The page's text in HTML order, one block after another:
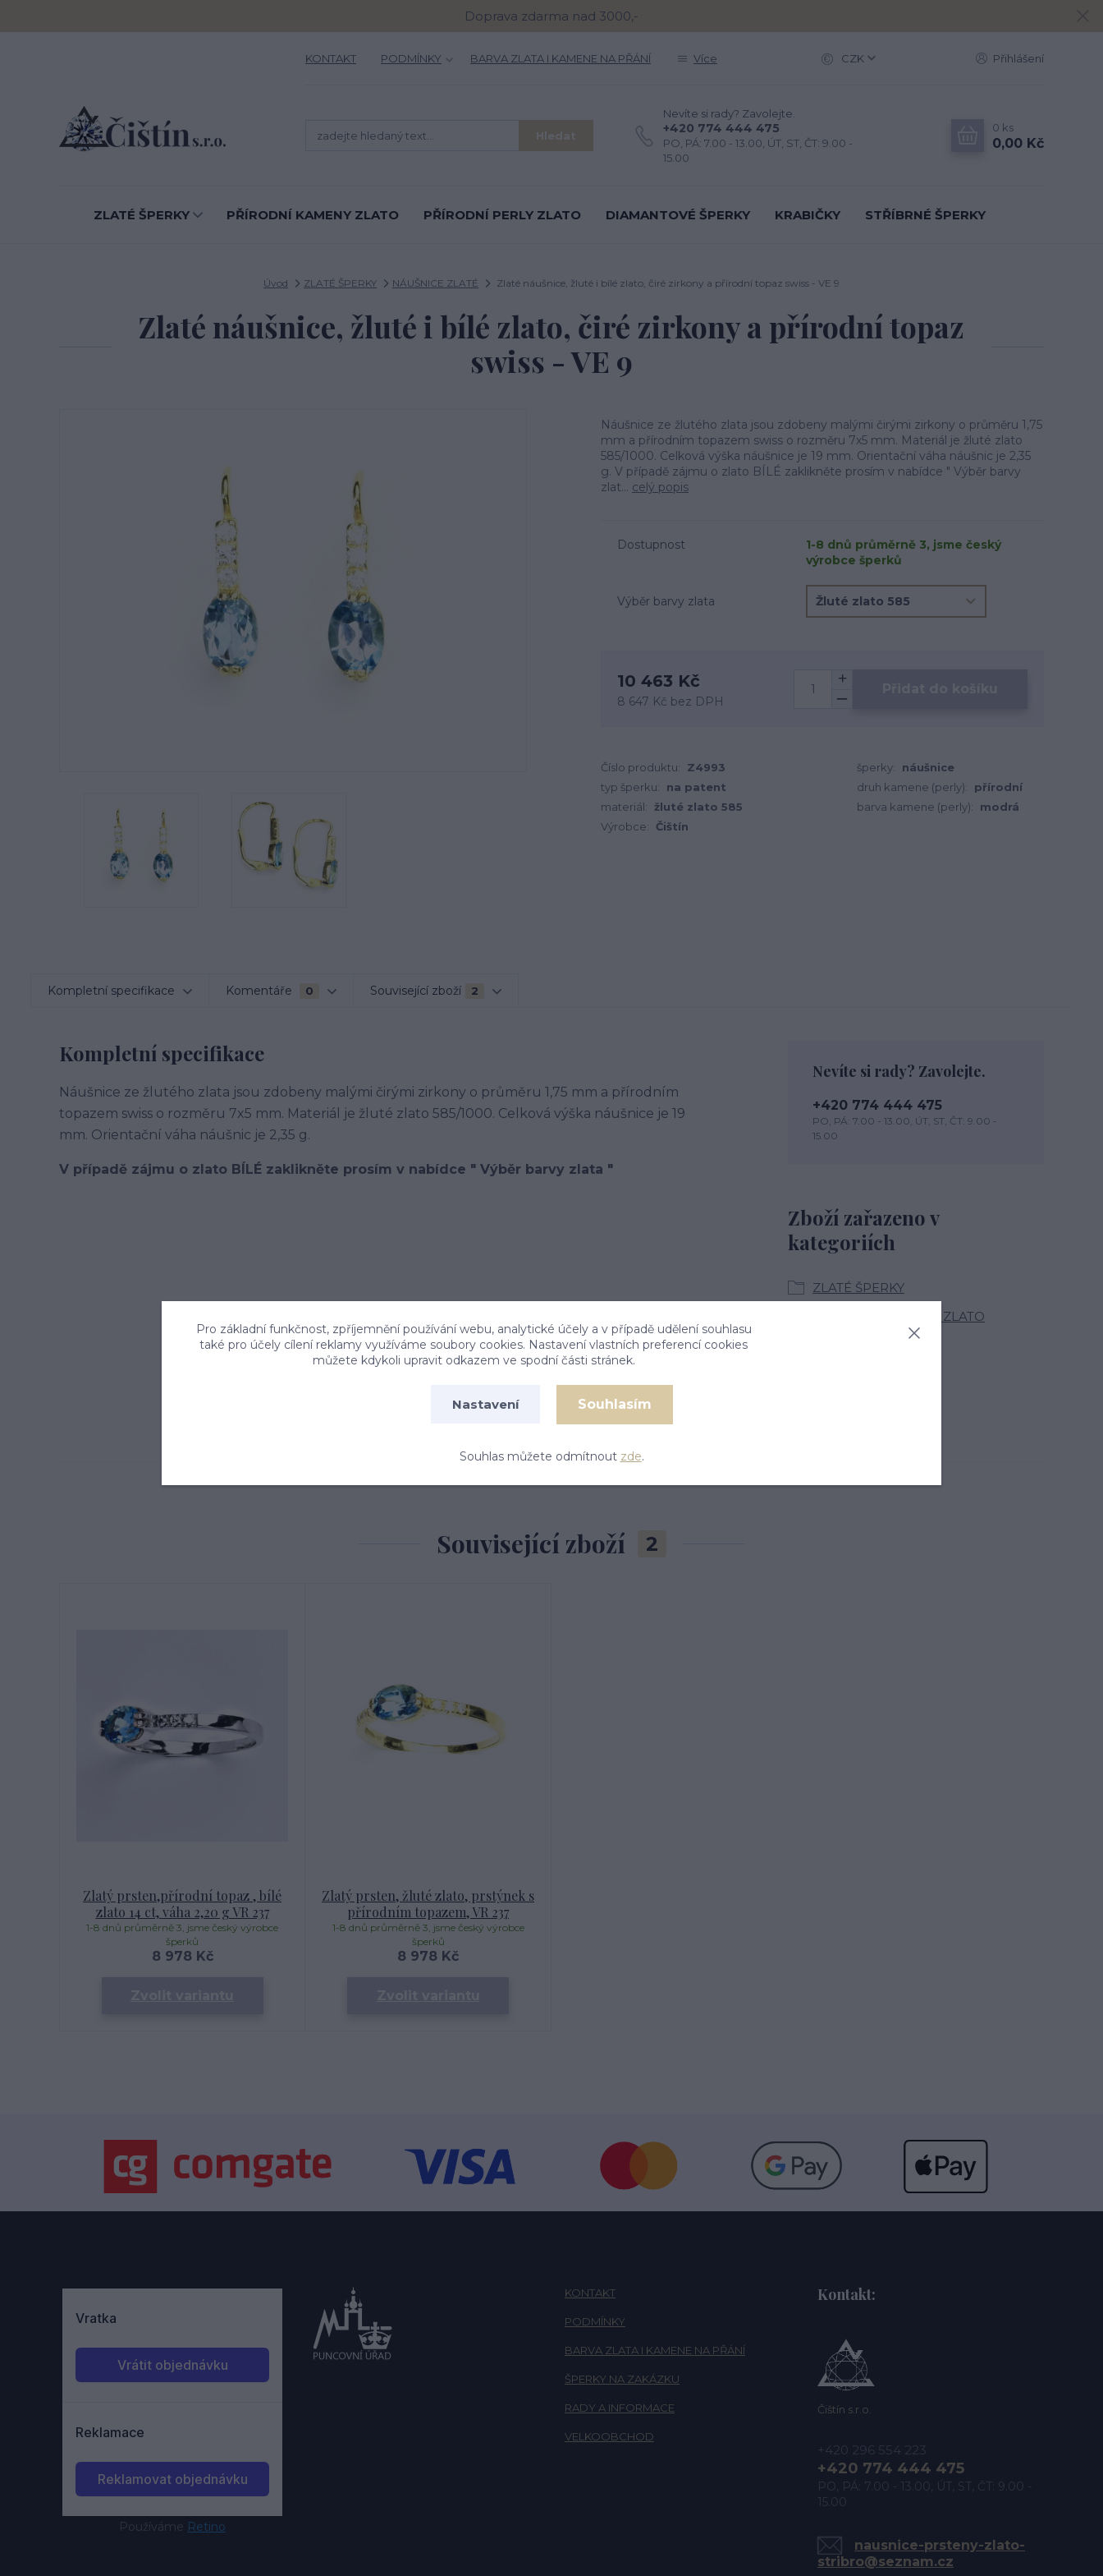
Doprava zdarma nad 3000,-
KONTAKT PODMÍNKY BARVA ZLATA I KAMENE NA PŘÁNÍ Více CZK Přihlášení
Hledat
Nevíte si rady? Zavolejte.
+420 774 444 475
PO, PÁ: 7.00 - 13.00, ÚT, ST, ČT: 9.00 -
15.00
0 ks
0,00 Kč
ZLATÉ ŠPERKY PŘÍRODNÍ KAMENY ZLATO PŘÍRODNÍ PERLY ZLATO DIAMANTOVÉ ŠPERKY KRABIČKY STŘÍBRNÉ ŠPERKY
Úvod ZLATÉ ŠPERKY NÁUŠNICE ZLATÉ Zlaté náušnice, žluté i bílé zlato, čiré zirkony a přírodní topaz swiss - VE 9
Zlaté náušnice, žluté i bílé zlato, čiré zirkony a přírodní topaz
swiss - VE 9
Náušnice ze žlutého zlata jsou zdobeny malými čirými zirkony o průměru 1,75
mm a přírodním topazem swiss o rozměru 7x5 mm. Materiál je žluté zlato
585/1000. Celková výška náušnice je 19 mm. Orientační váha náušnic je 2,35
g. V případě zájmu o zlato BÍLÉ zaklikněte prosím v nabídce " Výběr barvy
zlat... celý popis
Dostupnost
1-8 dnů průměrně 3, jsme český
výrobce šperků
Výběr barvy zlata
10 463 Kč
8 647 Kč bez DPH
Číslo produktu: Z4993 šperky:
náušnice
typ šperku:
na patent druh kamene (perly):
přírodní
materiál:
žluté zlato 585 barva kamene (perly):
modrá
Výrobce:
Čištín
Kompletní specifikace Komentáře 0 Související zboží 2
Kompletní specifikace
Náušnice ze žlutého zlata jsou zdobeny malými čirými zirkony o průměru 1,75 mm a přírodním
topazem swiss o rozměru 7x5 mm. Materiál je žluté zlato 585/1000. Celková výška náušnice je 19
mm. Orientační váha náušnic je 2,35 g.
V případě zájmu o zlato BÍLÉ zaklikněte prosím v nabídce " Výběr barvy zlata "
Zboží zařazeno v
kategoriích
ZLATÉ ŠPERKY
PŘÍRODNÍ KAMENY ZLATO
Nevíte si rady? Zavolejte.
+420 774 444 475
PO, PÁ: 7.00 - 13.00, ÚT, ST, ČT: 9.00 -
15.00
Související zboží 2
Zlatý prsten,přírodní topaz , bílé
zlato 14 ct, váha 2,20 g VR 237
8 978 Kč
1-8 dnů průměrně 3, jsme český výrobce
šperků
Zlatý prsten, žluté zlato, prstýnek s
přírodním topazem, VR 237
8 978 Kč
1-8 dnů průměrně 3, jsme český výrobce
šperků
Používáme Retino
KONTAKT
PODMÍNKY
BARVA ZLATA I KAMENE NA PŘÁNÍ
ŠPERKY NA ZAKÁZKU
RADY A INFORMACE
VELKOOBCHOD
Kontakt:
Čištín s.r.o.
+420 296 554 223
+420 774 444 475
PO, PÁ: 7.00 - 13.00, ÚT, ST, ČT: 9.00 -
15.00
nausnice-prsteny-zlato-
stribro@seznam.cz
Pro základní funkčnost, zpříjemnění používání webu, analytické účely a v případě udělení souhlasu
také pro účely cílení reklamy využíváme soubory cookies. Nastavení vlastních preferencí cookies
můžete kdykoli upravit odkazem ve spodní části stránek.
Nastavení Souhlasím
Souhlas můžete odmítnout zde.